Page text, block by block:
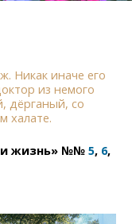
Никак иначе его
из немого
дёрганый, со
халате.
и жизнь» №№ 5, 6,